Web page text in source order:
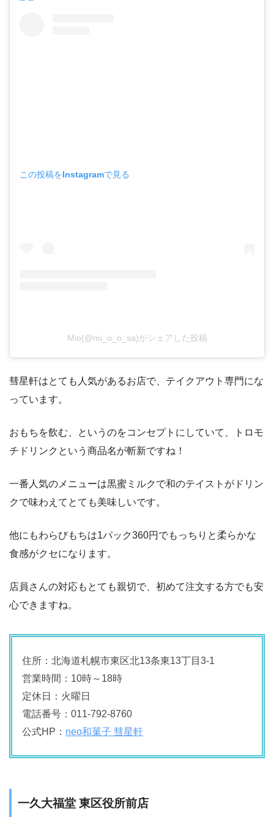
この投稿をInstagramで見る
Mio(@mi_o_o_sa)がシェアした投稿
彗星軒はとても人気があるお店で、テイクアウト専門にな
っています。
おもちを飲む、というのをコンセプトにしていて、トロモ
チドリンクという商品名が斬新ですね！
一番人気のメニューは黒蜜ミルクで和のテイストがドリン
クで味わえてとても美味しいです。
他にもわらびもちは1パック360円でもっちりと柔らかな
食感がクセになります。
店員さんの対応もとても親切で、初めて注文する方でも安
心できますね。
住所：北海道札幌市東区北13条東13丁目3-1
営業時間：10時～18時
定休日：火曜日
電話番号：011-792-8760
公式HP： neo和菓子 彗星軒
一久大福堂 東区役所前店